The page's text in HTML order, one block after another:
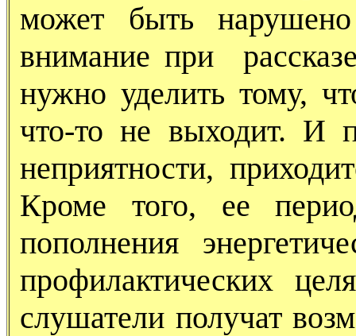
может быть
внимание при
нужно уделить тому,
что-то не выходит. И
неприятности,
Кроме того, ее
пополнения
профилактических
слушатели получат